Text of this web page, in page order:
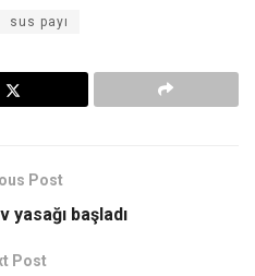
sus payı
Post
yasağı başladı
Post